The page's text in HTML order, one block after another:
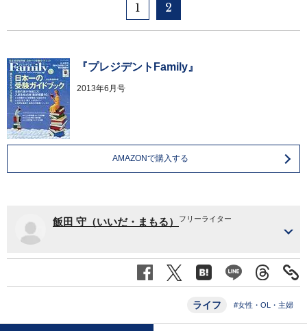
1 2
『プレジデントFamily』
2013年6月号
AMAZONで購入する
飯田 守（いいだ・まもる） フリーライター
ライフ #女性・OL・主婦